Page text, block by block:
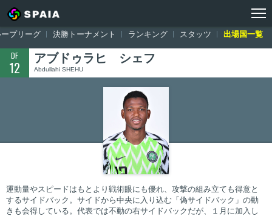
トップ ワールドカップ ロシア大会 ア
プリーグ 決勝トーナメント ランキング スタッツ 出場国一覧
DF
12
アブドゥラヒ シェフ
Abdullahi SHEHU
運動量やスピードはもとより戦術眼にも優れ、攻撃の組み立ても得意と
するサイドバック。サイドから中央に入り込む「偽サイドバック」の動
きも会得している。代表では不動の右サイドバックだが、１月に加入し